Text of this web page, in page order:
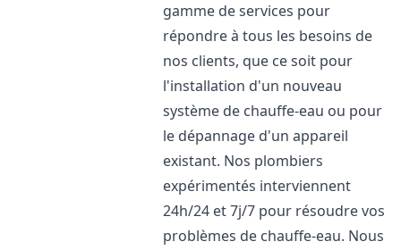
gamme de services pour
répondre à tous les besoins de
nos clients, que ce soit pour
l'installation d'un nouveau
système de chauffe-eau ou pour
le dépannage d'un appareil
existant. Nos plombiers
expérimentés interviennent
24h/24 et 7j/7 pour résoudre vos
problèmes de chauffe-eau. Nous